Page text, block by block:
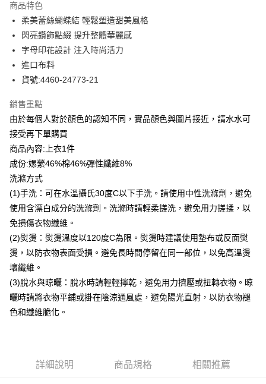
合作金庫商業銀行
華南商業銀行
彰化商業銀行
上海商業儲蓄銀行
國泰世華商業銀行
臺灣中小企業銀行
匯豐（台灣）商業銀行
聯邦商業銀行
元大商業銀行
台新國際商業銀行
中國信託商業銀行
台灣樂天信用卡公司
LINE Pay
Apple Pay
街口支付
悠遊付
全盈+PAY
ATM付款
貨到付款
運送方式
付款後全家取貨
每筆NT$80，滿NT$399(含以上)免運費
付款後7-11取貨
每筆NT$80，滿NT$888(含以上)免運費
宅配到府
每筆NT$80，滿NT$888(含以上)免運費
貨到付款
商品特色
柔美蕾絲蝴蝶結 輕鬆塑造甜美風格
閃亮鑽飾點綴 提升整體華麗感
字母印花設計 注入時尚活力
進口布料
貨號:4460-24773-21
銷售重點
由於每個人對於顏色的認知不同，實品顏色與圖片接近，請水水可
接受再下單購買
商品內容:上衣1件
成份:嫘縈46%棉46%彈性纖維8%
洗滌方式
(1)手洗：可在水溫攝氏30度C以下手洗。請使用中性洗滌劑，避免
使用含漂白成分的洗滌劑。洗滌時請輕柔搓洗，避免用力搓揉，以
免損傷衣物纖維。
(2)熨燙：熨燙溫度以120度C為限。熨燙時建議使用墊布或反面熨
燙，以防衣物表面受損。避免長時間停留在同一部位，以免高溫燙
壞纖維。
(3)脫水與晾曬：脫水時請輕輕擰乾，避免用力擠壓或扭轉衣物。晾
曬時請將衣物平鋪或掛在陰涼通風處，避免陽光直射，以防衣物褪
色和纖維脆化。
詳細說明 商品規格 相關推薦